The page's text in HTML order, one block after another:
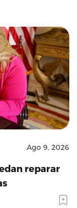
Ago 9, 2026
reparar